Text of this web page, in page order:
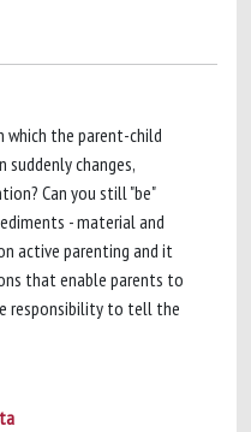
which the parent-child
suddenly changes,
Can you still "be"
- material and
active parenting and it
that enable parents to
responsibility to tell the